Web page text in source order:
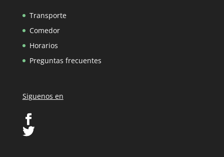
Transporte
Comedor
Horarios
Preguntas frecuentes
Siguenos en